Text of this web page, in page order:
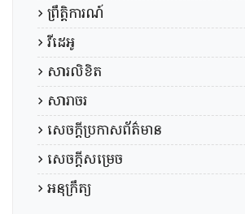
ព្រឹត្តិការណ៍
វីដេអូ
សារលិខិត
សារាចរ
សេចក្តីប្រកាសព័ត៌មាន
សេចក្តីសម្រេច
អនុក្រឹត្យ